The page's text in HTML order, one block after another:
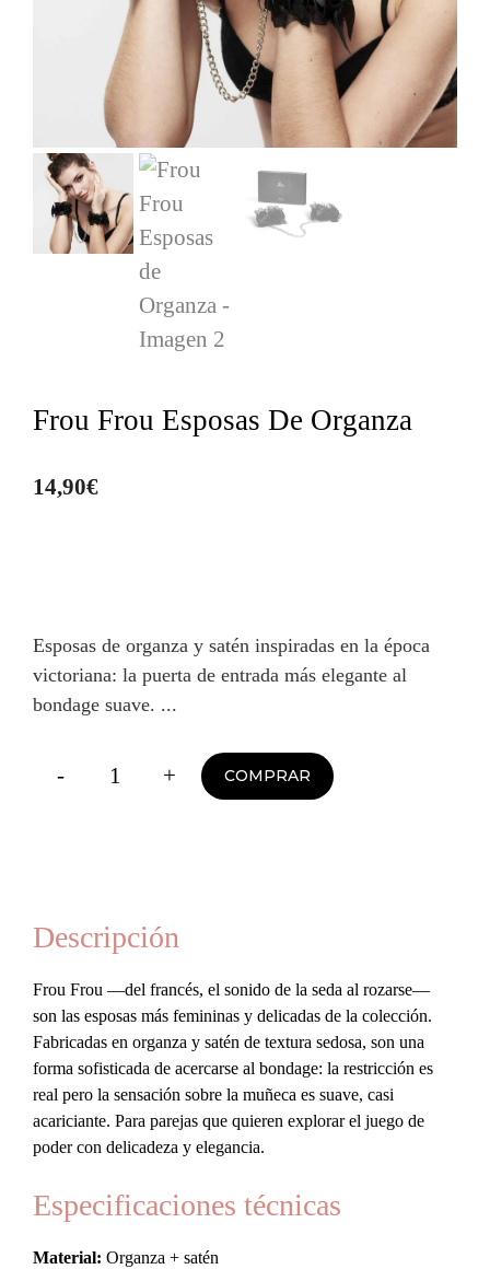
Frou Frou Esposas De Organza
14,90€
Esposas de organza y satén inspiradas en la época
victoriana: la puerta de entrada más elegante al
bondage suave.
-
Frou
+ COMPRAR
Descripción
Frou Frou —del francés, el sonido de la seda al rozarse—
son las esposas más femininas y delicadas de la colección.
Fabricadas en organza y satén de textura sedosa, son una
forma sofisticada de acercarse al bondage: la restricción es
real pero la sensación sobre la muñeca es suave, casi
acariciante. Para parejas que quieren explorar el juego de
poder con delicadeza y elegancia.
Especificaciones técnicas
Material: Organza + satén